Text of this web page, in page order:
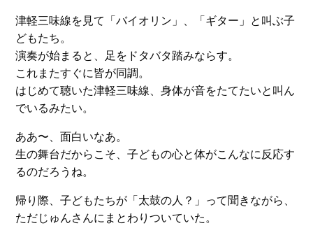
津軽三味線を見て「バイオリン」、「ギター」と叫ぶ子
どもたち。
演奏が始まると、足をドタバタ踏みならす。
これまたすぐに皆が同調。
はじめて聴いた津軽三味線、身体が音をたてたいと叫ん
でいるみたい。
ああ〜、面白いなあ。
生の舞台だからこそ、子どもの心と体がこんなに反応す
るのだろうね。
帰り際、子どもたちが「太鼓の人？」って聞きながら、
ただじゅんさんにまとわりついていた。